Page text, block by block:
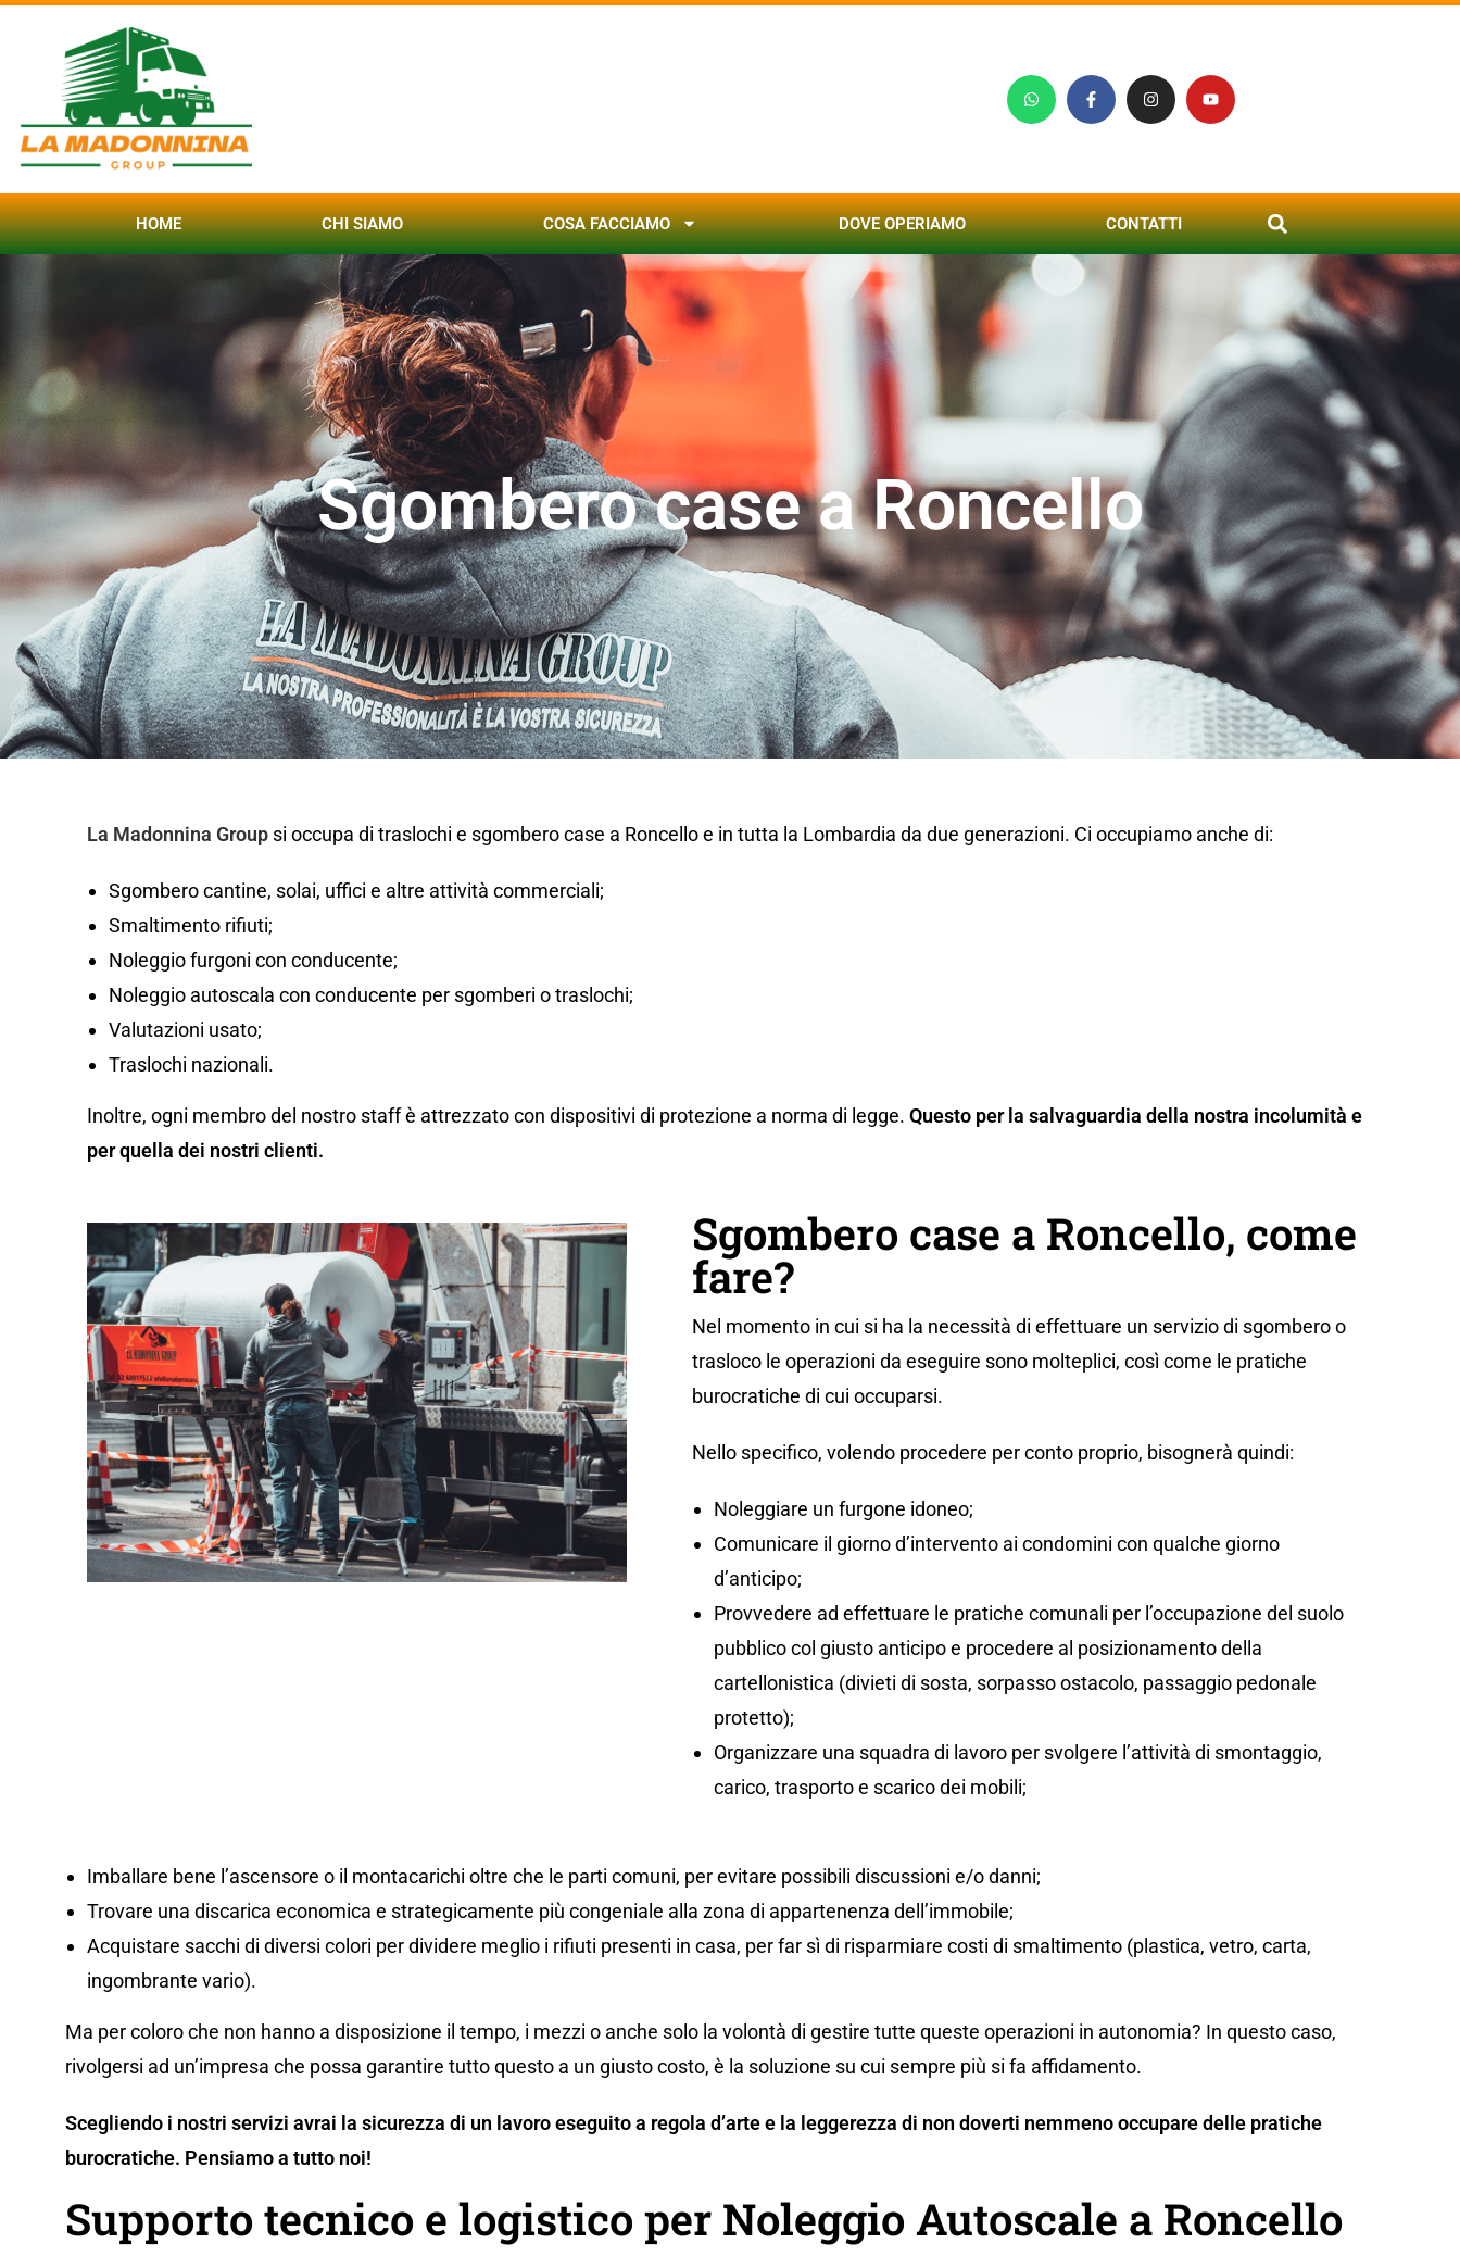
HOME CHI SIAMO COSA FACCIAMO DOVE OPERIAMO CONTATTI
Sgombero case a Roncello
La Madonnina Group si occupa di traslochi e sgombero case a Roncello e in tutta la Lombardia da due generazioni. Ci occupiamo anche di:
Sgombero cantine, solai, uffici e altre attività commerciali;
Smaltimento rifiuti;
Noleggio furgoni con conducente;
Noleggio autoscala con conducente per sgomberi o traslochi;
Valutazioni usato;
Traslochi nazionali.
Inoltre, ogni membro del nostro staff è attrezzato con dispositivi di protezione a norma di legge. Questo per la salvaguardia della nostra incolumità e
per quella dei nostri clienti.
Sgombero case a Roncello, come
fare?
Nel momento in cui si ha la necessità di effettuare un servizio di sgombero o
trasloco le operazioni da eseguire sono molteplici, così come le pratiche
burocratiche di cui occuparsi.
Nello specifico, volendo procedere per conto proprio, bisognerà quindi:
Noleggiare un furgone idoneo;
Comunicare il giorno d’intervento ai condomini con qualche giorno
d’anticipo;
Provvedere ad effettuare le pratiche comunali per l’occupazione del suolo
pubblico col giusto anticipo e procedere al posizionamento della
cartellonistica (divieti di sosta, sorpasso ostacolo, passaggio pedonale
protetto);
Organizzare una squadra di lavoro per svolgere l’attività di smontaggio,
carico, trasporto e scarico dei mobili;
Imballare bene l’ascensore o il montacarichi oltre che le parti comuni, per evitare possibili discussioni e/o danni;
Trovare una discarica economica e strategicamente più congeniale alla zona di appartenenza dell’immobile;
Acquistare sacchi di diversi colori per dividere meglio i rifiuti presenti in casa, per far sì di risparmiare costi di smaltimento (plastica, vetro, carta,
ingombrante vario).
Ma per coloro che non hanno a disposizione il tempo, i mezzi o anche solo la volontà di gestire tutte queste operazioni in autonomia? In questo caso,
rivolgersi ad un’impresa che possa garantire tutto questo a un giusto costo, è la soluzione su cui sempre più si fa affidamento.
Scegliendo i nostri servizi avrai la sicurezza di un lavoro eseguito a regola d’arte e la leggerezza di non doverti nemmeno occupare delle pratiche
burocratiche. Pensiamo a tutto noi!
Supporto tecnico e logistico per Noleggio Autoscale a Roncello